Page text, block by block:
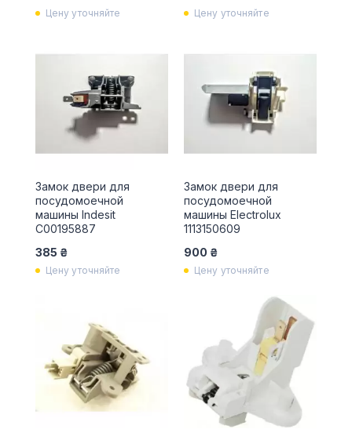
Цену уточняйте Цену уточняйте
Замок двери для
посудомоечной
машины Indesit
C00195887
385 ₴
Цену уточняйте
Замок двери для
посудомоечной
машины Electrolux
1113150609
900 ₴
Цену уточняйте